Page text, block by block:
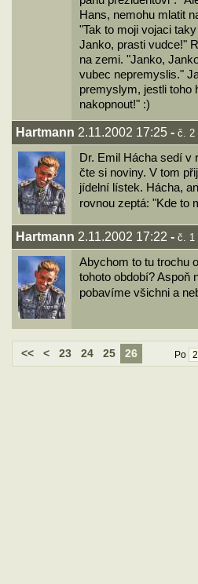
Hans, nemohu mlatit
"Tak to moji vojaci
Janko, prasti vudce!"
na zemi. "Janko,
vubec nepremyslis."
premyslym, jestli toho
nakopnout!" :)
Hartmann 2.11.2002 17:25 - č. 2
Dr. Emil Hácha sedí v
čte si noviny. V tom
jídelní lístek. Hácha,
rovnou zeptá: "Kde to
Hartmann 2.11.2002 17:22 - č. 1
Abychom to tu trochu
tohoto období? Aspoň
pobavíme všichni a
<< < 23 24 25 26 Po